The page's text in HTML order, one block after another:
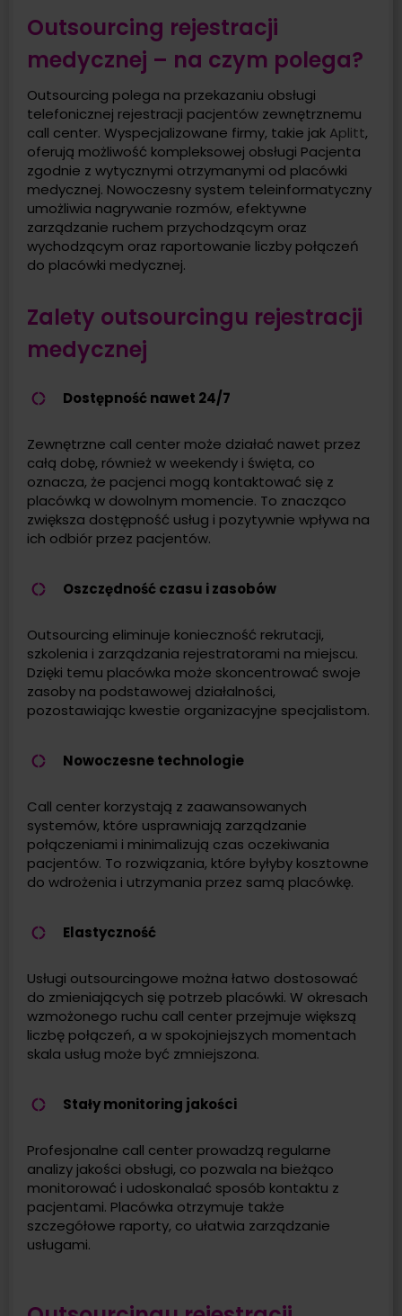
Outsourcing rejestracji
medycznej – na czym polega?
Outsourcing polega na przekazaniu obsługi
telefonicznej rejestracji pacjentów zewnętrznemu
call center. Wyspecjalizowane firmy, takie jak Aplitt,
oferują możliwość kompleksowej obsługi Pacjenta
zgodnie z wytycznymi otrzymanymi od placówki
medycznej. Nowoczesny system teleinformatyczny
umożliwia nagrywanie rozmów, efektywne
zarządzanie ruchem przychodzącym oraz
wychodzącym oraz raportowanie liczby połączeń
do placówki medycznej.
Zalety outsourcingu rejestracji
medycznej
Dostępność nawet 24/7
Zewnętrzne call center może działać nawet przez
całą dobę, również w weekendy i święta, co
oznacza, że pacjenci mogą kontaktować się z
placówką w dowolnym momencie. To znacząco
zwiększa dostępność usług i pozytywnie wpływa na
ich odbiór przez pacjentów.
Oszczędność czasu i zasobów
Outsourcing eliminuje konieczność rekrutacji,
szkolenia i zarządzania rejestratorami na miejscu.
Dzięki temu placówka może skoncentrować swoje
zasoby na podstawowej działalności,
pozostawiając kwestie organizacyjne specjalistom.
Nowoczesne technologie
Call center korzystają z zaawansowanych
systemów, które usprawniają zarządzanie
połączeniami i minimalizują czas oczekiwania
pacjentów. To rozwiązania, które byłyby kosztowne
do wdrożenia i utrzymania przez samą placówkę.
Elastyczność
Usługi outsourcingowe można łatwo dostosować
do zmieniających się potrzeb placówki. W okresach
wzmożonego ruchu call center przejmuje większą
liczbę połączeń, a w spokojniejszych momentach
skala usług może być zmniejszona.
Stały monitoring jakości
Profesjonalne call center prowadzą regularne
analizy jakości obsługi, co pozwala na bieżąco
monitorować i udoskonalać sposób kontaktu z
pacjentami. Placówka otrzymuje także
szczegółowe raporty, co ułatwia zarządzanie
usługami.